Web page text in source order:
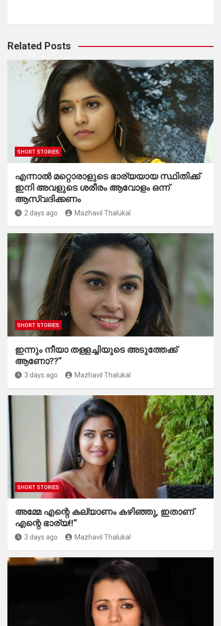
Related Posts
SHORT STORIES
എന്നാൽ മറ്റൊരാളുടെ ഭാര്യയായ സ്ഥിതിക്ക്
ഇനി അവളുടെ ശരീരം ആവോളം ഒന്ന്
ആസ്വദിക്കണം
2 days ago Mazhavil Thalukal
SHORT STORIES
ഇന്നും നീയാ തള്ളച്ചിയുടെ അടുത്തേക്ക്
ആണോ??”
3 days ago Mazhavil Thalukal
SHORT STORIES
അമ്മേ എന്റെ കല്യാണം കഴിഞ്ഞു, ഇതാണ്
എന്റെ ഭാര്യ!!”
3 days ago Mazhavil Thalukal